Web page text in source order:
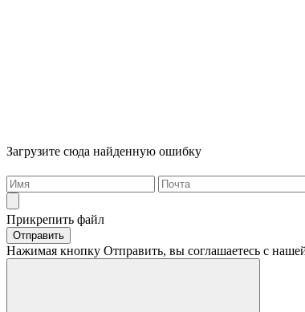
Загрузите сюда найденную ошибку
Прикрепить файл
Отправить
Нажимая кнопку Отправить, вы соглашаетесь с